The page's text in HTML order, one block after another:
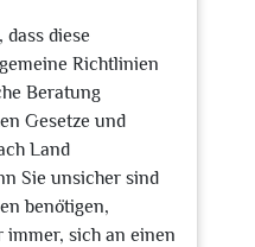
diese
Richtlinien
Beratung
Gesetze und
Land
Sie unsicher sind
benötigen,
immer, sich an einen